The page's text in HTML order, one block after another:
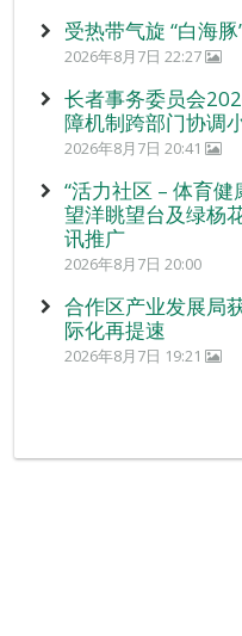
受热带气旋 “白海
2026年8月7日 22:27
长者事务委员会
障机制跨部门协调
2026年8月7日 20:41
“活力社区 – 体育
望洋眺望台及绿杨
讯推广
2026年8月7日 20:00
合作区产业发展局
际化再提速
2026年8月7日 19:21